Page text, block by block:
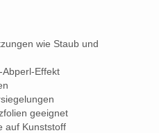
wie Staub und
Effekt
geeignet
auf Kunststoff